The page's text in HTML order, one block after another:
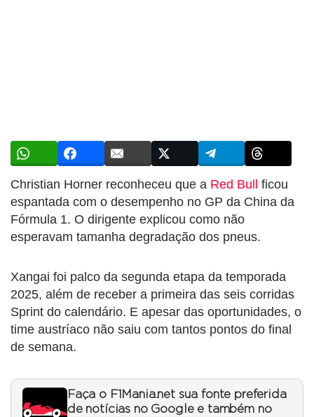
Christian Horner reconheceu que a Red Bull ficou
espantada com o desempenho no GP da China da
Fórmula 1. O dirigente explicou como não
esperavam tamanha degradação dos pneus.
Xangai foi palco da segunda etapa da temporada
2025, além de receber a primeira das seis corridas
Sprint do calendário. E apesar das oportunidades, o
time austríaco não saiu com tantos pontos do final
de semana.
Faça o F1Mania.net sua fonte preferida
de notícias no Google e também no